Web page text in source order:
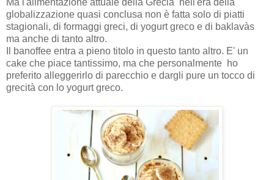
globalizzazione quasi conclusa non è fatta solo di piatti
stagionali, di formaggi greci, di yogurt greco e di baklavàs
ma anche di tanto altro.
Il banoffee entra a pieno titolo in questo tanto altro. E' un
cake che piace tantissimo, ma che personalmente ho
preferito alleggerirlo di parecchio e dargli pure un tocco di
grecità con lo yogurt greco.